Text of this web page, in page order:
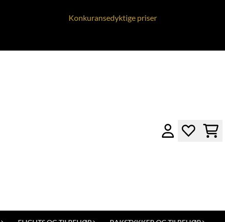
Konkuransedyktige priser